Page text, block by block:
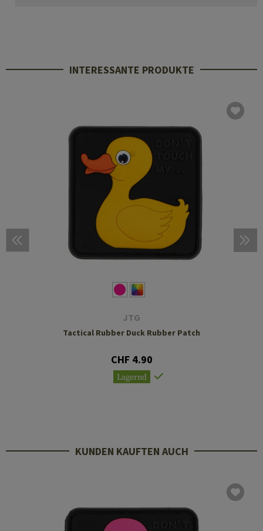
INTERESSANTE PRODUKTE
JTG
Tactical Rubber Duck Rubber Patch
CHF 4.90
Lagernd
KUNDEN KAUFTEN AUCH